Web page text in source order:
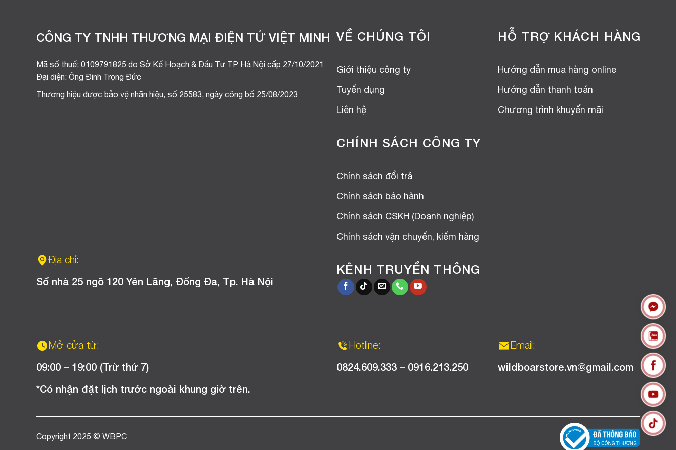
CÔNG TY TNHH THƯƠNG MẠI ĐIỆN TỬ VIỆT MINH
Mã số thuế: 0109791825 do Sở Kế Hoạch & Đầu Tư TP Hà Nội cấp 27/10/2021
Đại diện: Ông Đinh Trọng Đức
Thương hiệu được bảo vệ nhãn hiệu, số 25583, ngày công bố 25/08/2023
Địa chỉ:
Số nhà 25 ngõ 120 Yên Lãng, Đống Đa, Tp. Hà Nội
VỀ CHÚNG TÔI
Giới thiệu công ty
Tuyển dụng
Liên hệ
HỖ TRỢ KHÁCH HÀNG
Hướng dẫn mua hàng online
Hướng dẫn thanh toán
Chương trình khuyến mãi
CHÍNH SÁCH CÔNG TY
Chính sách đổi trả
Chính sách bảo hành
Chính sách CSKH (Doanh nghiệp)
Chính sách vận chuyển, kiểm hàng
KÊNH TRUYỀN THÔNG
Mở cửa từ:
09:00 – 19:00 (Trừ thứ 7)
*Có nhận đặt lịch trước ngoài khung giờ trên.
Hotline:
0824.609.333 – 0916.213.250
Email:
wildboarstore.vn@gmail.com
Copyright 2025 © WBPC